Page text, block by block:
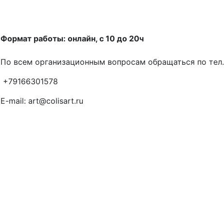
Формат работы: онлайн, с 10 до 20ч
По всем организационным вопросам обращаться по тел.
+79166301578
E-mail: art@colisart.ru